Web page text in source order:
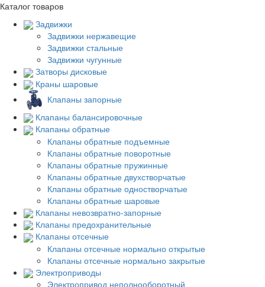
Каталог товаров
Задвижки
Задвижки нержавещие
Задвижки стальные
Задвижки чугунные
Затворы дисковые
Краны шаровые
Клапаны запорные
Клапаны балансировочные
Клапаны обратные
Клапаны обратные подъемные
Клапаны обратные поворотные
Клапаны обратные пружинные
Клапаны обратные двухстворчатые
Клапаны обратные одностворчатые
Клапаны обратные шаровые
Клапаны невозвратно-запорные
Клапаны предохранительные
Клапаны отсечные
Клапаны отсечные нормально открытые
Клапаны отсечные нормально закрытые
Электроприводы
Электропривод неполнооборотный